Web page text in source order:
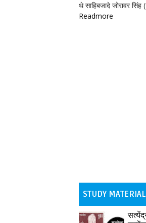
थे साहिबजादे जोरावर
Readmore
STUDY